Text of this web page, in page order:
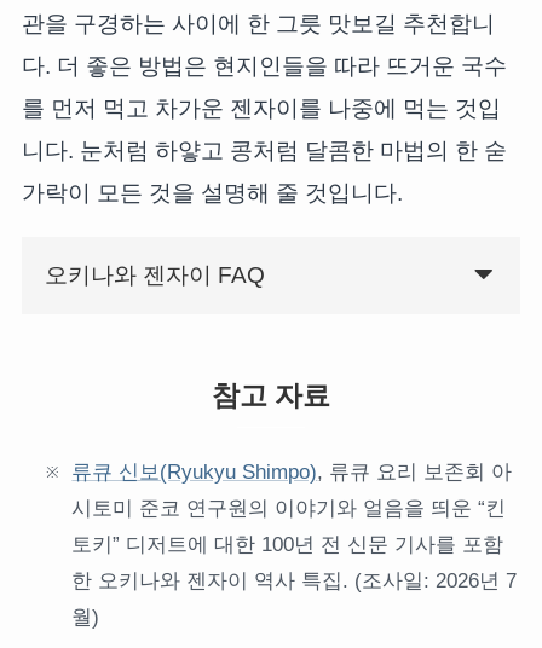
관을 구경하는 사이에 한 그릇 맛보길 추천합니
다. 더 좋은 방법은 현지인들을 따라 뜨거운 국수
를 먼저 먹고 차가운 젠자이를 나중에 먹는 것입
니다. 눈처럼 하얗고 콩처럼 달콤한 마법의 한 숟
가락이 모든 것을 설명해 줄 것입니다.
오키나와 젠자이 FAQ
참고 자료
류큐 신보(Ryukyu Shimpo), 류큐 요리 보존회 아
시토미 준코 연구원의 이야기와 얼음을 띄운 “킨
토키” 디저트에 대한 100년 전 신문 기사를 포함
한 오키나와 젠자이 역사 특집. (조사일: 2026년 7
월)